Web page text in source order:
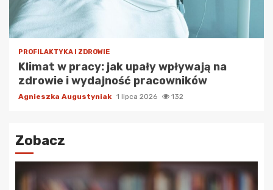
PROFILAKTYKA I ZDROWIE
Klimat w pracy: jak upały wpływają na
zdrowie i wydajność pracowników
Agnieszka Augustyniak 1 lipca 2026 132
Zobacz